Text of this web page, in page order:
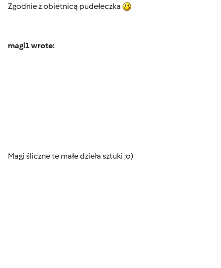
Zgodnie z obietnicą pudełeczka
magi1 wrote:
Magi śliczne te małe dzieła sztuki ;o)